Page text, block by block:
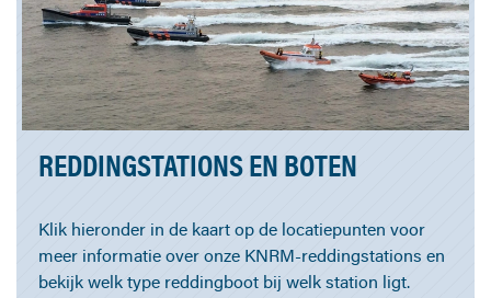
REDDINGSTATIONS EN BOTEN
Klik hieronder in de kaart op de locatiepunten voor
meer informatie over onze KNRM-reddingstations en
bekijk welk type reddingboot bij welk station ligt.